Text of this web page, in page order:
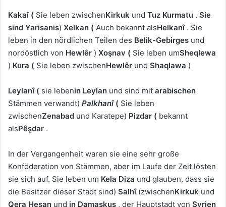
Kakaî ( Sie leben zwischenKirkuk und Tuz Kurmatu . Sie
sind Yarisanis) Xelkan ( Auch bekannt alsHelkanî . Sie
leben in den nördlichen Teilen des Belik-Gebirges und
nordöstlich von Hewlêr ) Xoşnav ( Sie leben umSheqlewa
) Kura ( Sie leben zwischenHewlêr und Shaqlawa )
Leylanî ( sie lebenin Leylan und sind mit arabischen
Stämmen verwandt) Palkhanî( Sie leben
zwischenZenabad und Karatepe) Pizdar ( bekannt
alsPêşdar .
In der Vergangenheit waren sie eine sehr große
Konföderation von Stämmen, aber im Laufe der Zeit lösten
sie sich auf. Sie leben um Kela Diza und glauben, dass sie
die Besitzer dieser Stadt sind) Salhî (zwischenKirkuk und
Qera Hesan und in Damaskus , der Hauptstadt von Syrien